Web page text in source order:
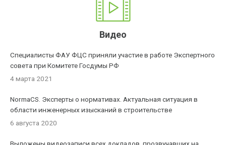
Видео
Специалисты ФАУ ФЦС приняли участие в работе Экспертного
совета при Комитете Госдумы РФ
4 марта 2021
NormaCS. Эксперты о нормативах. Актуальная ситуация в
области инженерных изысканий в строительстве
6 августа 2020